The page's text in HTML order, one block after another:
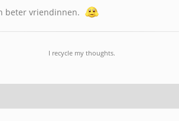
beter vriendinnen.
I recycle my thoughts.